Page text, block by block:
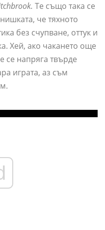
Те също така се
че тяхното
без счупване, оттук и
Хей, ако чакането още
се напряга твърде
играта, аз съм